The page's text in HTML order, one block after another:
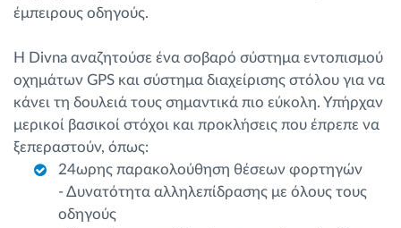
έμπειρους οδηγούς.
Η Divna αναζητούσε ένα σοβαρό σύστημα εντοπισμού
οχημάτων GPS και σύστημα διαχείρισης στόλου για να
κάνει τη δουλειά τους σημαντικά πιο εύκολη. Υπήρχαν
μερικοί βασικοί στόχοι και προκλήσεις που έπρεπε να
ξεπεραστούν, όπως:
24ωρης παρακολούθηση θέσεων φορτηγών
- Δυνατότητα αλληλεπίδρασης με όλους τους
οδηγούς